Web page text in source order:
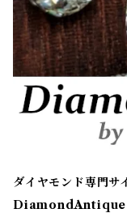
ダイヤモンド専門サ
DiamondAntique